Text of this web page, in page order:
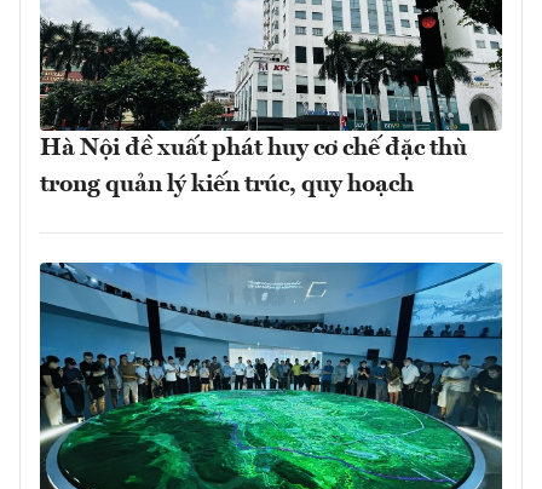
Hà Nội đề xuất phát huy cơ chế đặc thù
trong quản lý kiến trúc, quy hoạch